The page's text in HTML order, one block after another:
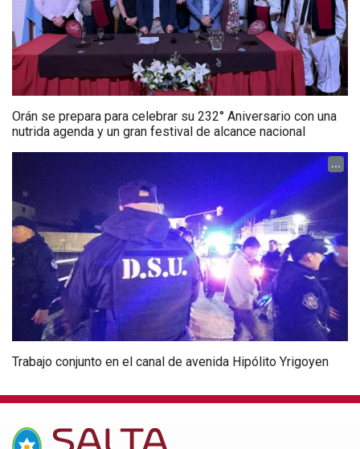
Orán se prepara para celebrar su 232° Aniversario con una
nutrida agenda y un gran festival de alcance nacional
...
Trabajo conjunto en el canal de avenida Hipólito Yrigoyen